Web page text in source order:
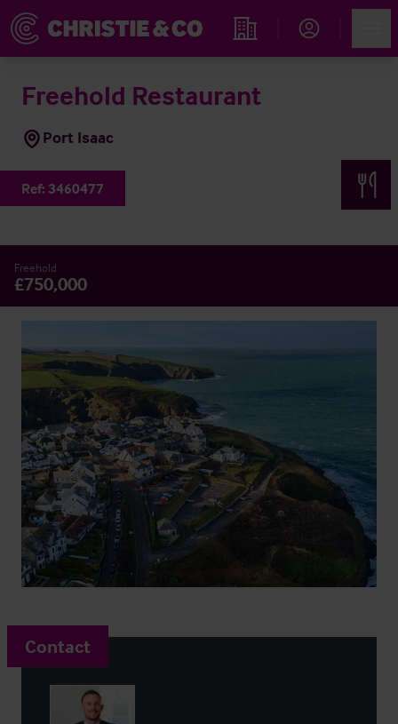
Rechercher un hôtel
Freehold Restaurant
Port Isaac
Ref: 3460477
Freehold
£750,000
Contact